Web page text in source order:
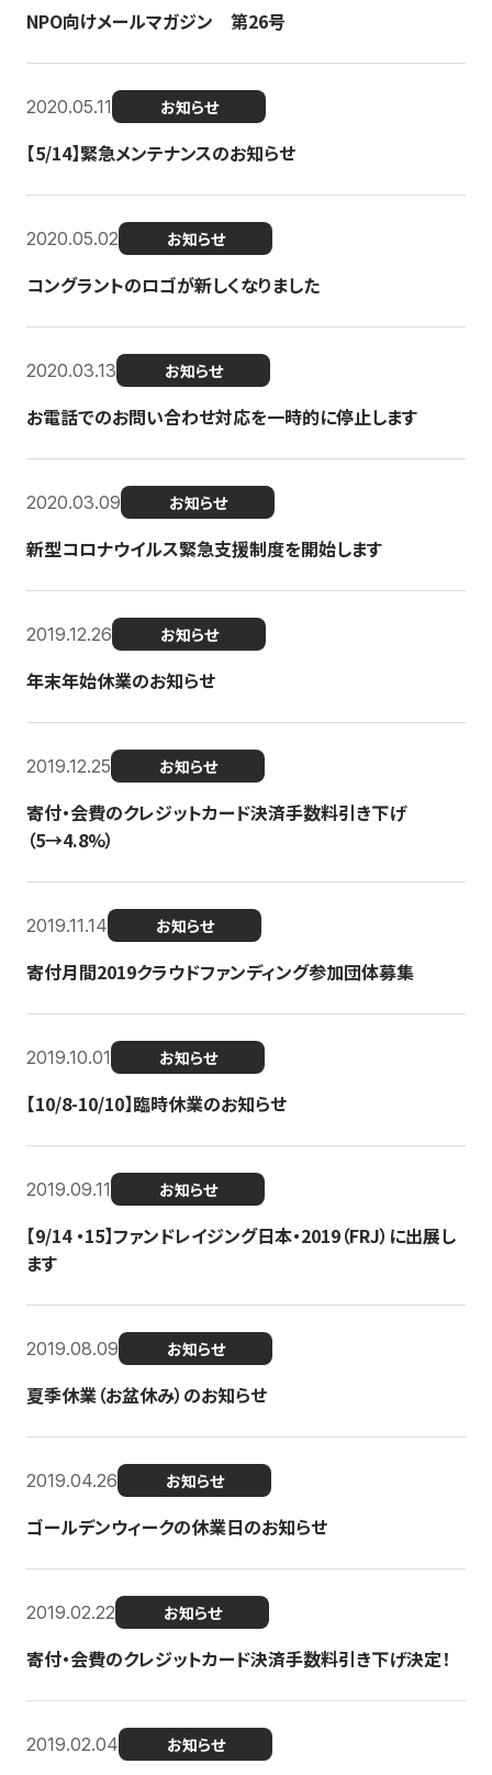
NPO向けメールマガジン 第26号
2020.05.11 お知らせ
【5/14】緊急メンテナンスのお知らせ
2020.05.02 お知らせ
コングラントのロゴが新しくなりました
2020.03.13 お知らせ
お電話でのお問い合わせ対応を一時的に停止します
2020.03.09 お知らせ
新型コロナウイルス緊急支援制度を開始します
2019.12.26 お知らせ
年末年始休業のお知らせ
2019.12.25 お知らせ
寄付・会費のクレジットカード決済手数料引き下げ
（5→4.8%）
2019.11.14 お知らせ
寄付月間2019クラウドファンディング参加団体募集
2019.10.01 お知らせ
【10/8-10/10】臨時休業のお知らせ
2019.09.11 お知らせ
【9/14 ・15】ファンドレイジング日本・2019（FRJ）に出展し
ます
2019.08.09 お知らせ
夏季休業（お盆休み）のお知らせ
2019.04.26 お知らせ
ゴールデンウィークの休業日のお知らせ
2019.02.22 お知らせ
寄付・会費のクレジットカード決済手数料引き下げ決定！
2019.02.04 お知らせ